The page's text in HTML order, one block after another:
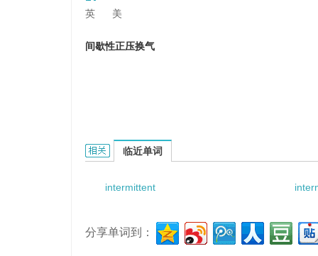
英 美
间歇性正压换气
intermittent positive-pressure ventilation的相关
临近单词
intermittent
分享单词到：